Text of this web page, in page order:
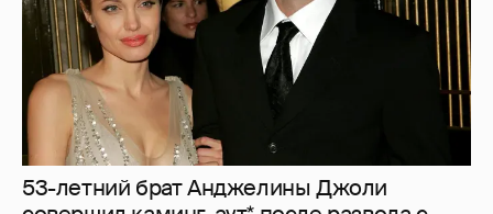
53-летний брат Анджелины Джоли